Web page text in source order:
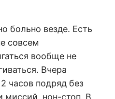
больно везде. Есть
совсем
вообще не
Вчера
часов подряд без
миссий, нон-стоп. В